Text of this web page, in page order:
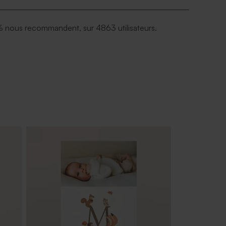
nous recommandent, sur 4863 utilisateurs.